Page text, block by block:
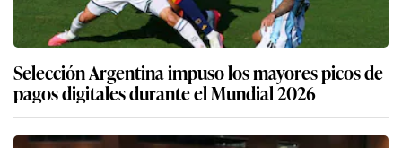
Selección Argentina impuso los mayores picos de
pagos digitales durante el Mundial 2026